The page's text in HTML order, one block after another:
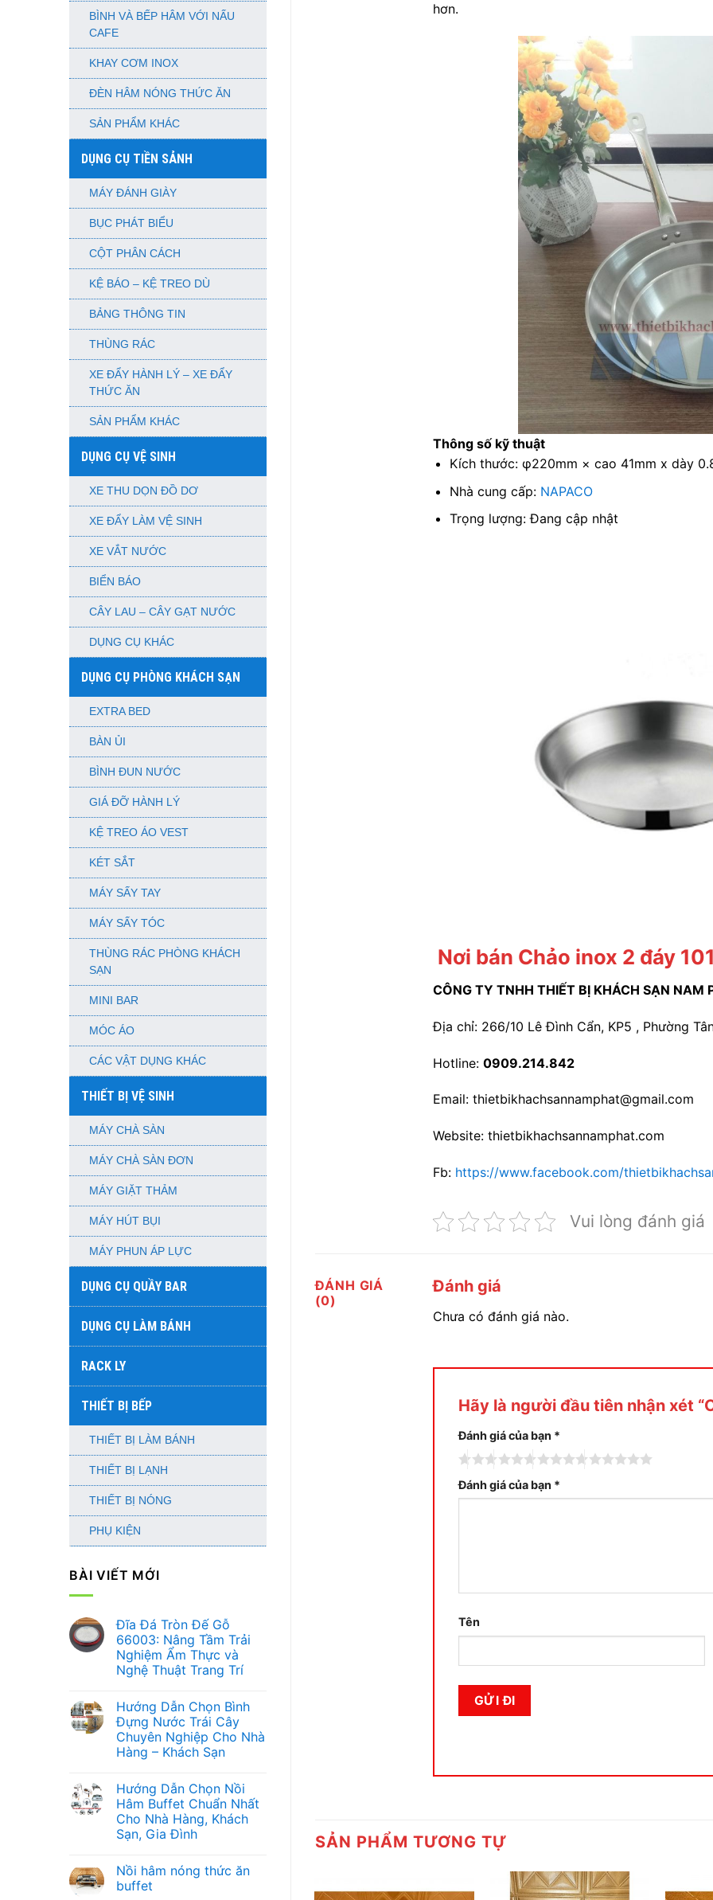
BÌNH VÀ BẾP HÂM VỚI NẤU
CAFE
KHAY CƠM INOX
ĐÈN HÂM NÓNG THỨC ĂN
SẢN PHẨM KHÁC
DỤNG CỤ TIỀN SẢNH
MÁY ĐÁNH GIÀY
BỤC PHÁT BIỂU
CỘT PHÂN CÁCH
KỆ BÁO – KỆ TREO DÙ
BẢNG THÔNG TIN
THÙNG RÁC
XE ĐẨY HÀNH LÝ – XE ĐẨY
THỨC ĂN
SẢN PHẨM KHÁC
DỤNG CỤ VỆ SINH
XE THU DỌN ĐỒ DƠ
XE ĐẨY LÀM VỆ SINH
XE VẮT NƯỚC
BIỂN BÁO
CÂY LAU – CÂY GẠT NƯỚC
DỤNG CỤ KHÁC
DỤNG CỤ PHÒNG KHÁCH SẠN
EXTRA BED
BÀN ỦI
BÌNH ĐUN NƯỚC
GIÁ ĐỠ HÀNH LÝ
KỆ TREO ÁO VEST
KÉT SẮT
MÁY SẤY TAY
MÁY SẤY TÓC
THÙNG RÁC PHÒNG KHÁCH
SẠN
MINI BAR
MÓC ÁO
CÁC VẬT DỤNG KHÁC
THIẾT BỊ VỆ SINH
MÁY CHÀ SÀN
MÁY CHÀ SÀN ĐƠN
MÁY GIẶT THẢM
MÁY HÚT BỤI
MÁY PHUN ÁP LỰC
DỤNG CỤ QUẦY BAR
DỤNG CỤ LÀM BÁNH
RACK LY
THIẾT BỊ BẾP
THIẾT BỊ LÀM BÁNH
THIẾT BỊ LẠNH
THIẾT BỊ NÓNG
PHỤ KIỆN
BÀI VIẾT MỚI
Đĩa Đá Tròn Đế Gỗ
66003: Nâng Tầm Trải
Nghiệm Ẩm Thực và
Nghệ Thuật Trang Trí
bình
luận
ở
Đĩa
Đá
Tròn
66003:
Nâng
Tầm
Trải
Nghiệm
Ẩm
Nghệ
Thuật
Trang
Hướng Dẫn Chọn Bình
Đựng Nước Trái Cây
Chuyên Nghiệp Cho Nhà
Hàng – Khách Sạn
bình
luận
ở
Hướng
Dẫn
Chọn
Nước
Trái
Cây
Hướng Dẫn Chọn Nồi
Hâm Buffet Chuẩn Nhất
Cho Nhà Hàng, Khách
Sạn, Gia Đình
bình
luận
ở
Nồi hâm nóng thức ăn
buffet
hơn.
Thông số kỹ thuật
Kích thước: φ220mm × cao 41mm x dày
Nhà cung cấp: NAPACO
Trọng lượng: Đang cập nhật
Nơi bán Chảo inox 2 đáy
CÔNG TY TNHH THIẾT BỊ KHÁCH SẠN NAM
Địa chỉ: 266/10 Lê Đình Cẩn, KP5 , Phường
Hotline:0909.214.842
Email: thietbikhachsannamphat@gmail.com
Website: thietbikhachsannamphat.com
Fb: https://www.facebook.com/
Vui lòng đánh giá
ĐÁNH GIÁ
(0)
Đánh giá
Chưa có đánh giá nào.
Hãy là người đầu tiên nhận xét
Đánh giá của bạn *
Đánh giá của bạn *
Tên
SẢN PHẨM TƯƠNG TỰ